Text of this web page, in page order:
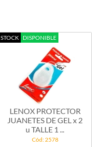
STOCK DISPONIBLE
LENOX PROTECTOR
JUANETES DE GEL x 2
u TALLE 1 ...
Cód: 2578